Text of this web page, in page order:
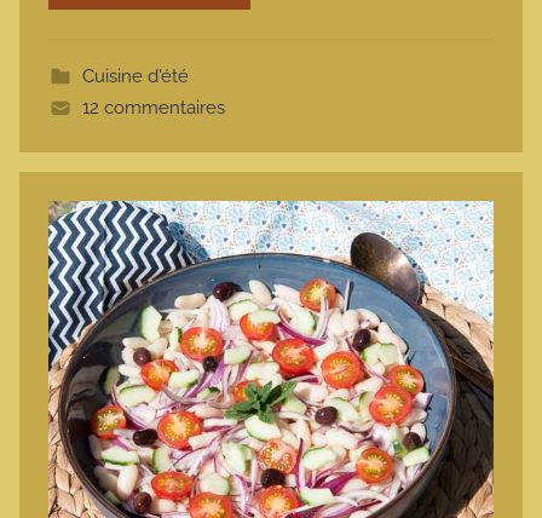
Cuisine d'été
12 commentaires